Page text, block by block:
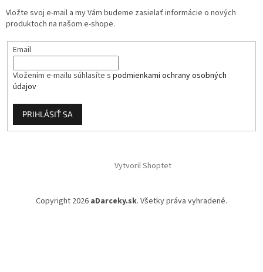
Vložte svoj e-mail a my Vám budeme zasielať informácie o nových
produktoch na našom e-shope.
Email
Vložením e-mailu súhlasíte s podmienkami ochrany osobných
údajov
PRIHLÁSIŤ SA
Vytvoril Shoptet
Copyright 2026 aDarceky.sk. Všetky práva vyhradené.